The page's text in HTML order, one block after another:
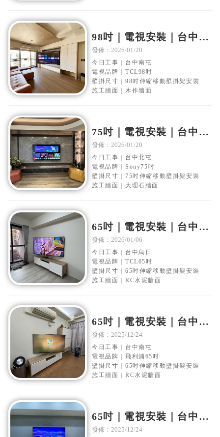
98吋｜電視安裝｜台中南
屯｜木作電視牆｜移動伸
縮壁掛架安裝
發佈：2026/01/20
今日工事｜台中南屯
電視品牌｜TCL98吋
壁掛尺寸｜98吋伸縮移動壁掛架安裝
施工牆面｜木作牆面
75吋｜電視安裝｜台中北
屯｜大理石電視牆｜移動
伸縮壁掛架安裝
發佈：2026/01/20
今日工事｜台中北屯
電視品牌｜Sony75吋
壁掛尺寸｜75吋伸縮移動壁掛架安裝
施工牆面｜大理石牆面
65吋｜電視安裝｜台中烏
日｜水泥電視牆｜移動伸
縮壁掛架安裝
發佈：2026/01/06
今日工事｜台中烏日
電視品牌｜TCL65吋
壁掛尺寸｜65吋伸縮移動壁掛架安裝
施工牆面｜RC水泥牆面
65吋｜電視安裝｜台中南
屯｜水泥電視牆｜移動伸
縮壁掛架安裝
發佈：2025/12/24
今日工事｜台中南屯
電視品牌｜飛利浦65吋
壁掛尺寸｜65吋伸縮移動壁掛架安裝
施工牆面｜RC水泥牆面
65吋｜電視安裝｜台中清
水｜水泥電視牆｜移動伸
發佈：2025/12/24